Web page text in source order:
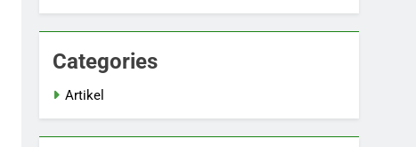
Categories
Artikel